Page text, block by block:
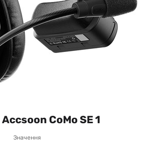
CoMo SE 1
Значення